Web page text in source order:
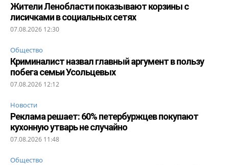
Жители Ленобласти показывают корзины с
лисичками в социальных сетях
07.08.2026 12:30
Общество
Криминалист назвал главный аргумент в пользу
побега семьи Усольцевых
07.08.2026 12:12
Новости
Реклама решает: 60% петербуржцев покупают
кухонную утварь не случайно
07.08.2026 11:48
Общество